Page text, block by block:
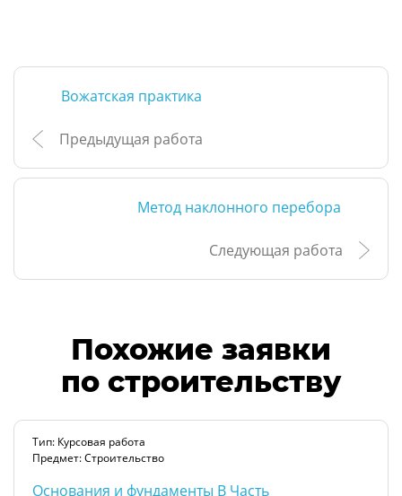
Вожатская практика
Предыдущая работа
Метод наклонного перебора
Следующая работа
Похожие заявки
по строительству
Тип: Курсовая работа
Предмет: Строительство
Основания и фундаменты В Часть